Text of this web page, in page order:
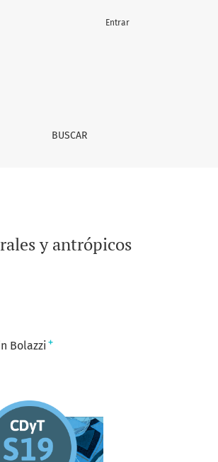
BUSCAR
Entrar
y antrópicos
Bolazzi +